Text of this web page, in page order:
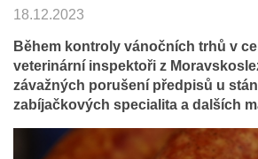
18.12.2023
Během kontroly vánočních trhů v
veterinární inspektoři z
závažných porušení předpisů u
zabíjačkových specialita a dalších